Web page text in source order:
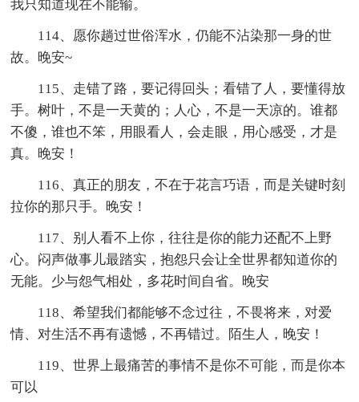
我只知道现在不能输。
114、愿你趟过世俗浑水，仍能不沾染那一身的世
故。晚安~
115、走错了路，要记得回头；看错了人，要懂得放
手。树叶，不是一天黄的；人心，不是一天凉的。谁都
不傻，谁也不笨，用眼看人，会走眼，用心感受，才是
真。晚安！
116、真正的朋友，不在于花言巧语，而是关键时刻
拉你的那只手。晚安！
117、别人看不上你，往往是你的能力还配不上野
心。闷声做事儿最踏实，抱怨只会让全世界都知道你的
无能。少与怨气相处，多花时间自省。晚安
118、希望我们都能够不念过往，不畏将来，对爱
情、对生活不再有遗憾，不再错过。陌生人，晚安！
119、世界上最痛苦的事情不是你不可能，而是你本
可以